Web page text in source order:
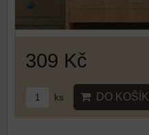
309 Kč
ks DO